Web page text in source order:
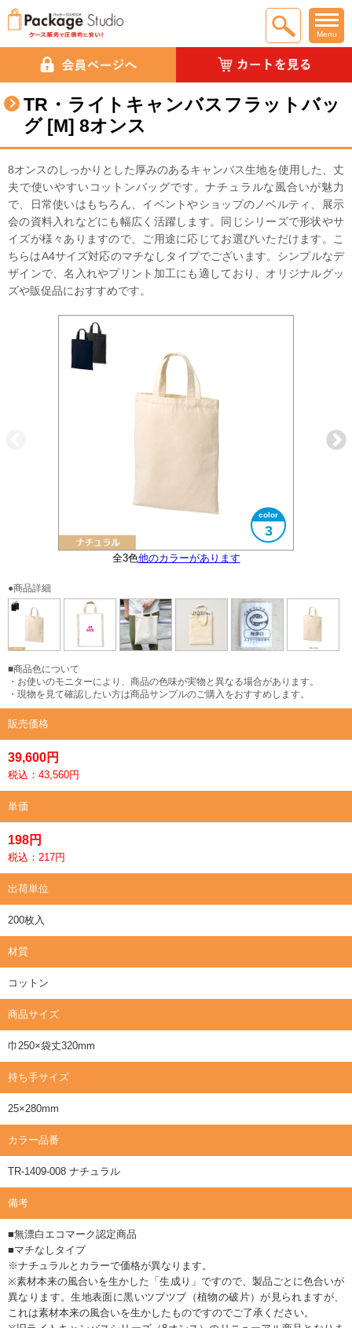
Menu
TR・ライトキャンバスフラットバッ
グ [M] 8オンス
8オンスのしっかりとした厚みのあるキャンバス生地を使用した、丈
夫で使いやすいコットンバッグです。ナチュラルな風合いが魅力
で、日常使いはもちろん、イベントやショップのノベルティ、展示
会の資料入れなどにも幅広く活躍します。同じシリーズで形状やサ
イズが様々ありますので、ご用途に応じてお選びいただけます。こ
ちらはA4サイズ対応のマチなしタイプでございます。シンプルなデ
ザインで、名入れやプリント加工にも適しており、オリジナルグッ
ズや販促品におすすめです。
全3色他のカラーがあります
3
A4サイズ対応
大きさイメージ
使用イメージ
エコマークタグ付き
●商品詳細
■商品色について
・お使いのモニターにより、商品の色味が実物と異なる場合があります。
・現物を見て確認したい方は商品サンプルのご購入をおすすめします。
販売価格
39,600円
税込：43,560円
単価
198円
税込：217円
出荷単位
200枚入
材質
コットン
商品サイズ
巾250×袋丈320mm
持ち手サイズ
25×280mm
カラー品番
TR-1409-008 ナチュラル
備考
■無漂白エコマーク認定商品
■マチなしタイプ
※ナチュラルとカラーで価格が異なります。
※素材本来の風合いを生かした「生成り」ですので、製品ごとに色合いが
異なります。生地表面に黒いツブツブ（植物の破片）が見られますが、
これは素材本来の風合いを生かしたものですのでご了承ください。